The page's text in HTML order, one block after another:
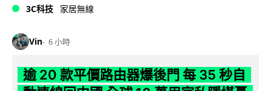
3C科技 家居無線
Vin 6 小時
逾 20 款平價路由器爆後門 每 35 秒自